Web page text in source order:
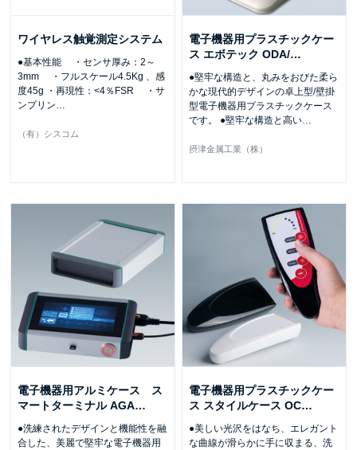
ワイヤレス触覚測定システム
●基本性能 ・センサ厚み：2～
3mm ・フルスケール4.5Kg 、感
度45g ・再現性：<4％FSR ・サ
ンプリン
（有）シスコム
電子機器用プラスチックケー
ス エボテック ODA/…
●堅牢な構造と、丸みをおびた柔ら
かな現代的デザインの卓上型/壁掛
型電子機器用プラスチックケース
です。 ●堅牢な構造と高い
摂津金属工業（株）
電子機器用アルミケース ス
マートターミナル AGA…
●洗練されたデザインと機能性を融
合した、美麗で堅牢な電子機器用
電子機器用プラスチックケー
ス スタイルケース OC…
●美しい光沢をはなち、エレガント
な曲線が滑らかに手に収まる、洗